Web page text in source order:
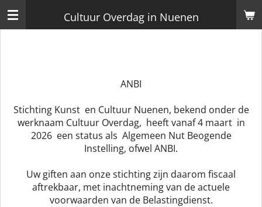
Ga
direct
Cultuur Overdag in Nuenen
ANBI
Stichting Kunst en Cultuur Nuenen, bekend onder de
werknaam Cultuur Overdag, heeft vanaf 4 maart in
2026 een status als Algemeen Nut Beogende
Instelling, ofwel ANBI.
Uw giften aan onze stichting zijn daarom fiscaal
aftrekbaar, met inachtneming van de actuele
voorwaarden van de Belastingdienst.​